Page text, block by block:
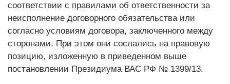
соответствии с правилами об ответственности за
неисполнение договорного обязательства или
согласно условиям договора, заключенного между
сторонами. При этом они сослались на правовую
позицию, изложенную в приведенном выше
постановлении Президиума ВАС РФ № 1399/13.